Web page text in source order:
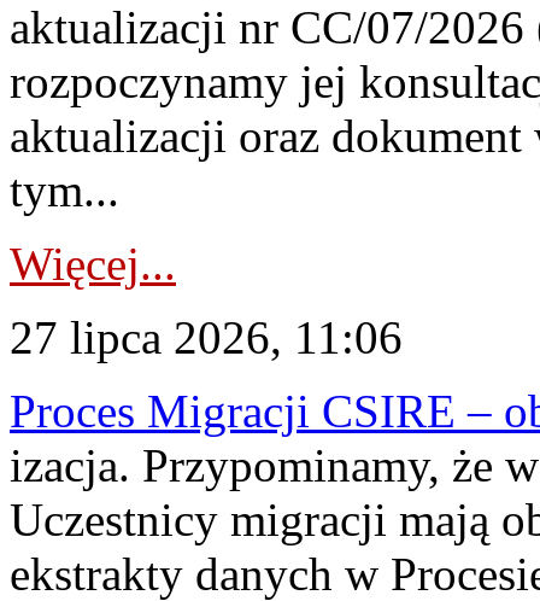
aktualizacji nr CC/07/
rozpoczynamy jej
aktualizacji oraz
tym...
Więcej...
27 lipca 2026, 11:06
Proces Migracji CSIRE –
izacja. Przypominamy, że
Uczestnicy migracji mają
ekstrakty danych w